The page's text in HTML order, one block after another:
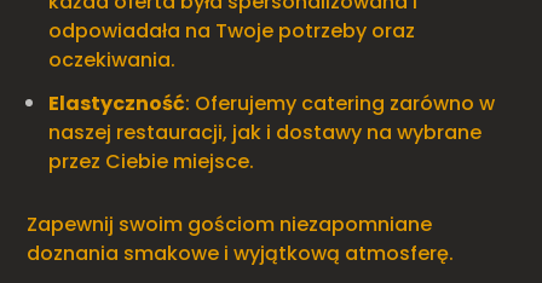
odpowiadała na Twoje potrzeby oraz
oczekiwania.
Elastyczność: Oferujemy catering zarówno w
naszej restauracji, jak i dostawy na wybrane
przez Ciebie miejsce.
Zapewnij swoim gościom niezapomniane
doznania smakowe i wyjątkową atmosferę.